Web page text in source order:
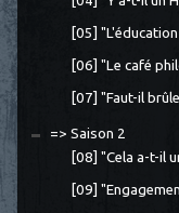
[05]
[06] "Le café
[07] "Faut-il
=> Saison 2
[08] "Cela a-t-il
[09]